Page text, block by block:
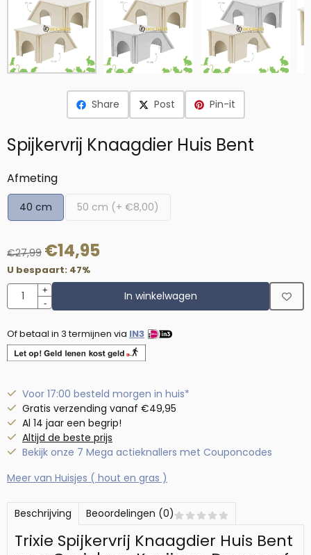
Share Post Pin-it
Spijkervrij Knaagdier Huis Bent
Maak een keuze voor
Afmeting
40 cm 50 cm (+ €8,00)
€27,99 €14,95
U bespaart: 47%
Aantal
+
-
In winkelwagen
Of betaal in 3 termijnen via IN3
Voor 17:00 besteld morgen in huis*
Gratis verzending vanaf €49,95
Al 14 jaar een begrip!
Altijd de beste prijs
Bekijk onze 7 Mega actieknallers met Couponcodes
Meer van Huisjes ( hout en gras )
Beschrijving Beoordelingen (0)
Trixie Spijkervrij Knaagdier Huis Bent